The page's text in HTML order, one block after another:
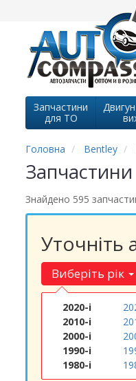
Запчастини
для ТО
Головна Bentley
Знайдено 595
Уточніть
Виберіть рік
2020-і
2010-і
2000-і
1990-і
1980-і